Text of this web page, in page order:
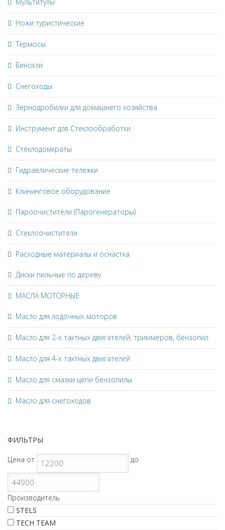
Ножи туристические
Термосы
Бинокли
Снегоходы
Зернодробилки для домашнего хозяйства
Инструмент для Стеклообработки
Стеклодомкраты
Гидравлические тележки
Клининговое оборудование
Пароочистители (Парогенераторы)
Стеклоочистители
Расходные материалы и оснастка
Диски пильные по дереву
МАСЛА МОТОРНЫЕ
Масло для лодочных моторов
Масло для 2-х тактных двигателей, триммеров, бензопил
Масло для 4-х тактных двигателей
Масло для смазки цепи бензопилы
Масло для снегоходов
ФИЛЬТРЫ
Цена от до
Производитель
STELS
TECH TEAM